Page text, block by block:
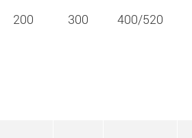
200 300 400/520